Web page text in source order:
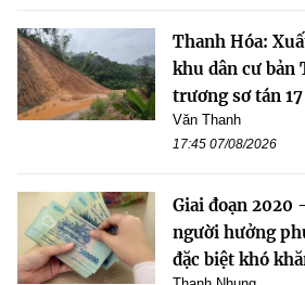
Thanh Hóa:
khu dân cư bản
trương sơ tán
Văn Thanh
17:45 07/08/2026
Giai đoạn 2020
người hưởng
đặc biệt khó